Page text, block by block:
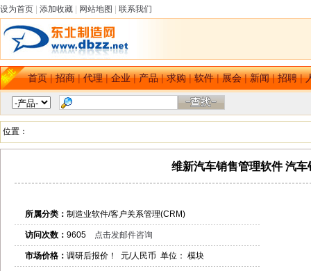
设为首页 添加收藏 网站地图 联系我们
首页|招商|代理|企业|产品|求购|软件|展会|新闻|招聘|
位置：
维新汽车销售管理软件 汽车
所属分类： 制造业软件/客户关系管理(CRM)
访问次数： 9605 点击发邮件咨询
市场价格： 调研后报价！ 元/人民币 单位： 模块